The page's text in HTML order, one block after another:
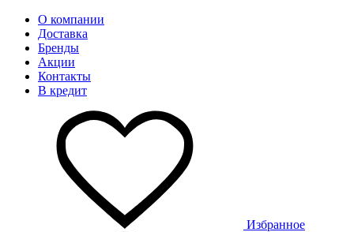
О компании
Доставка
Бренды
Акции
Контакты
В кредит
Избранное